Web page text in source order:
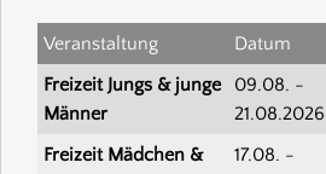
Veranstaltung Datum
Freizeit Jungs & junge
Männer
09.08. -
21.08.2026
Freizeit Mädchen &
17.08. -